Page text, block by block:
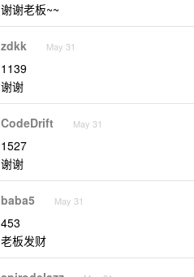
谢谢老板~~
zdkk May 31
1139
谢谢
CodeDrift May 31
1527
谢谢
baba5 May 31
453
老板发财